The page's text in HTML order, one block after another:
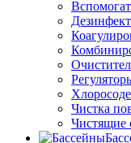
Чистка
Чистящие